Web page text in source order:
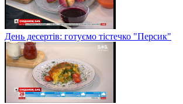
День десертів: готуємо тістечко "Персик"